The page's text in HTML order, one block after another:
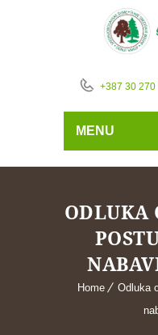
+387 30 270
MENU
ODLUKA
Home
Odluka